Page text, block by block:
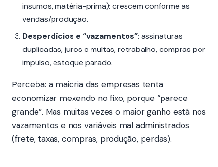
insumos, matéria-prima): crescem conforme as
vendas/produção.
Desperdícios e “vazamentos”: assinaturas
duplicadas, juros e multas, retrabalho, compras por
impulso, estoque parado.
Perceba: a maioria das empresas tenta
economizar mexendo no fixo, porque “parece
grande”. Mas muitas vezes o maior ganho está nos
vazamentos e nos variáveis mal administrados
(frete, taxas, compras, produção, perdas).